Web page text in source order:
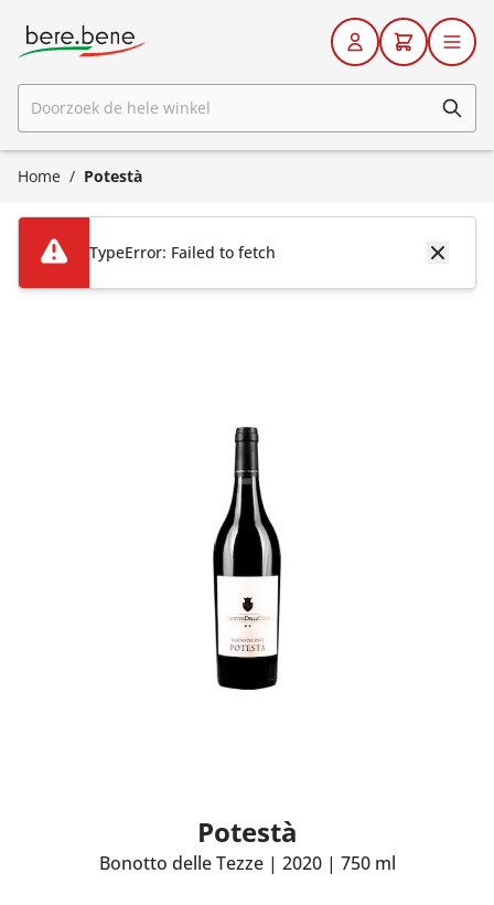
Doorzoek de hele winkel
Home / Potestà
TypeError: Failed to fetch
Potestà
Bonotto delle Tezze | 2020 | 750 ml